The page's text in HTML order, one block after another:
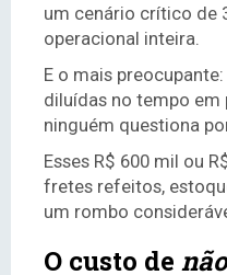
um cenário crítico de
operacional inteira.
E o mais preocupante:
diluídas no tempo
ninguém questiona
Esses R$ 600 mil ou
fretes refeitos,
um rombo
O custo de não